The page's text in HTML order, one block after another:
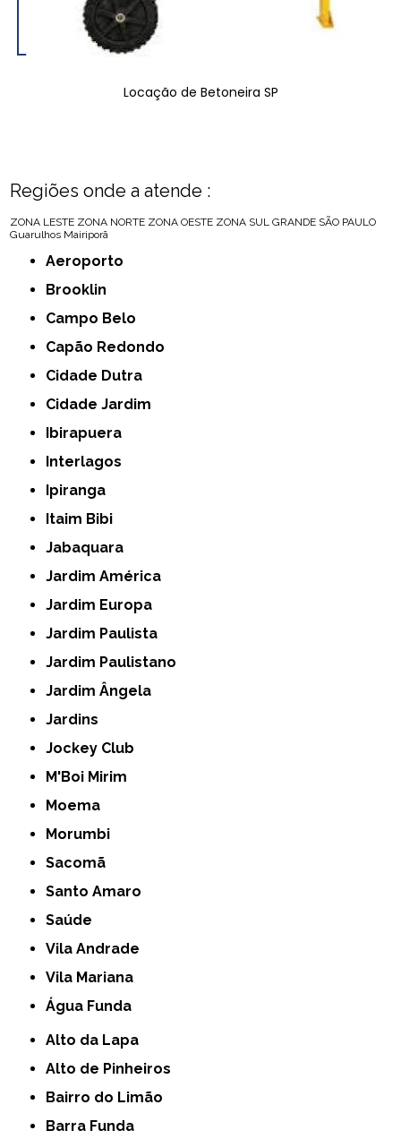
Locação de Betoneira SP
Regiões onde a atende :
ZONA LESTE ZONA NORTE ZONA OESTE ZONA SUL GRANDE SÃO PAULO
Guarulhos Mairiporã
Aeroporto
Brooklin
Campo Belo
Capão Redondo
Cidade Dutra
Cidade Jardim
Ibirapuera
Interlagos
Ipiranga
Itaim Bibi
Jabaquara
Jardim América
Jardim Europa
Jardim Paulista
Jardim Paulistano
Jardim Ângela
Jardins
Jockey Club
M'Boi Mirim
Moema
Morumbi
Sacomã
Santo Amaro
Saúde
Vila Andrade
Vila Mariana
Água Funda
Alto da Lapa
Alto de Pinheiros
Bairro do Limão
Barra Funda